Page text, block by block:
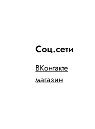
Соц.сети
ВКонтакте
магазин